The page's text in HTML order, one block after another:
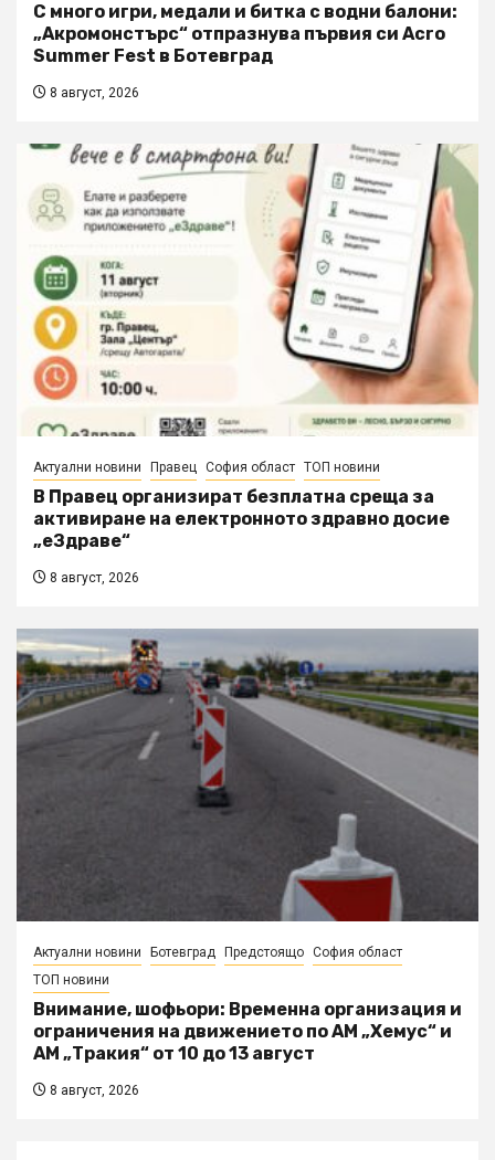
С много игри, медали и битка с водни балони:
„Акромонстърс“ отпразнува първия си Acro
Summer Fest в Ботевград
8 август, 2026
Актуални новини Правец София област ТОП новини
В Правец организират безплатна среща за
активиране на електронното здравно досие
„еЗдраве“
8 август, 2026
Актуални новини Ботевград Предстоящо София област
ТОП новини
Внимание, шофьори: Временна организация и
ограничения на движението по АМ „Хемус“ и
АМ „Тракия“ от 10 до 13 август
8 август, 2026